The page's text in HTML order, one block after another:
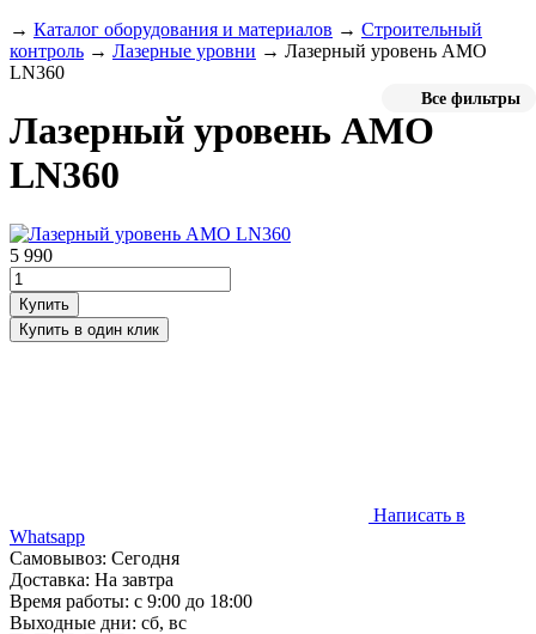
→ Каталог оборудования и материалов → Строительный
контроль → Лазерные уровни → Лазерный уровень AMO
LN360
Все фильтры
Лазерный уровень AMO
LN360
5 990
Написать в
Whatsapp
Самовывоз: Сегодня
Доставка: На завтра
Время работы: с 9:00 до 18:00
Выходные дни: сб, вс